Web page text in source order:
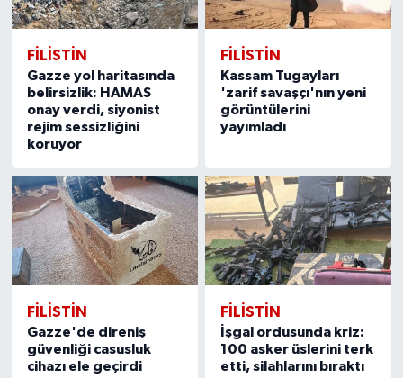
FILISTIN
Gazze yol haritasında
belirsizlik: HAMAS
onay verdi, siyonist
rejim sessizliğini
koruyor
FILISTIN
Kassam Tugayları
'zarif savaşçı'nın yeni
görüntülerini
yayımladı
FILISTIN
Gazze'de direniş
güvenliği casusluk
cihazı ele geçirdi
FILISTIN
İşgal ordusunda kriz:
100 asker üslerini terk
etti, silahlarını bıraktı